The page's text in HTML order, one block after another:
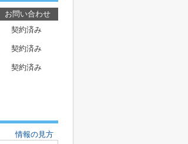
お問い合わせ
契約済み
契約済み
契約済み
情報の見方